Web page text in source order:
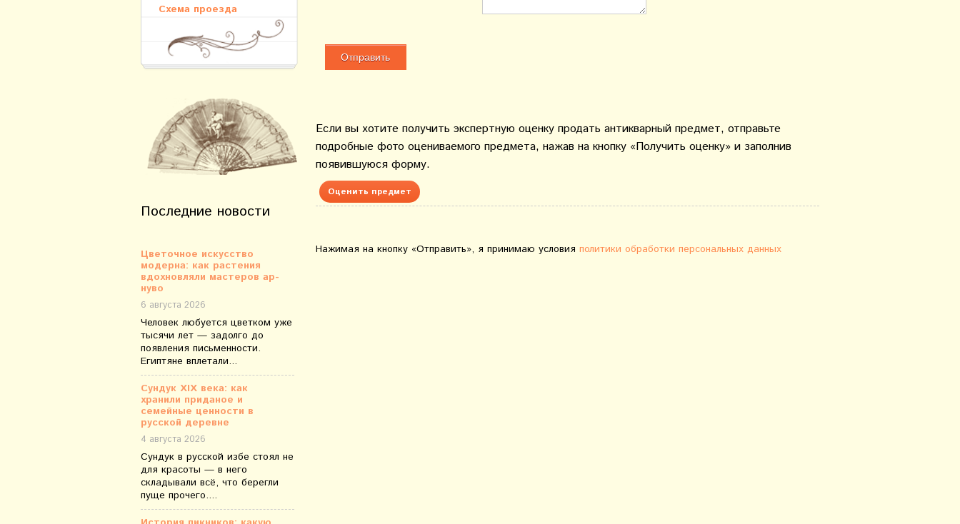
Схема проезда
Последние новости
Цветочное искусство
модерна: как растения
вдохновляли мастеров ар-
нуво
6 августа 2026
Человек любуется цветком уже
тысячи лет — задолго до
появления письменности.
Египтяне вплетали...
Сундук XIX века: как
хранили приданое и
семейные ценности в
русской деревне
4 августа 2026
Сундук в русской избе стоял не
для красоты — в него
складывали всё, что берегли
пуще прочего....
Если вы хотите получить экспертную оценку продать антикварный предмет, отправьте
подробные фото оцениваемого предмета, нажав на кнопку «Получить оценку» и заполнив
появившуюся форму.
Оценить предмет
Нажимая на кнопку «Отправить», я принимаю условия политики обработки персональных данных